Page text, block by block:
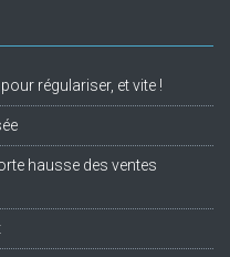
régulariser, et vite !
hausse des ventes